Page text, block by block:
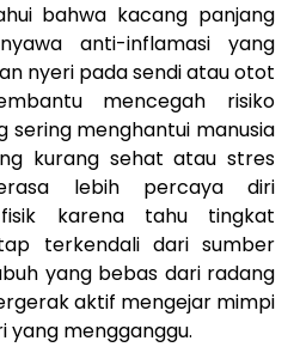
bahwa kacang panjang
anti-inflamasi yang
nyeri pada sendi atau otot
mencegah risiko
sering menghantui manusia
kurang sehat atau stres
lebih percaya diri
karena tahu tingkat
terkendali dari sumber
yang bebas dari radang
aktif mengejar mimpi
yang mengganggu.